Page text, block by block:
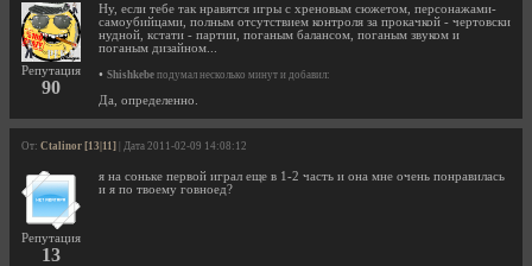
Репутация
90
Ну, если тебе так нравятся игры с хреновым сюжетом, персонажами-
самоубийцами, полным отсутствием контроля за прокачкой - чертовски
нудной, кстати - партии, поганым балансом, поганым звуком и
поганым дизайном...
• Shishkebe подумал несколько минут и добавил:
Да, определенно.
От: Ctalinor [13|11] | Дата 2011-02-09 14:08:12
Репутация
13
я на соньке первой играл еще в 1-2 часть и она мне очень понравилась
и я по твоему говноед?